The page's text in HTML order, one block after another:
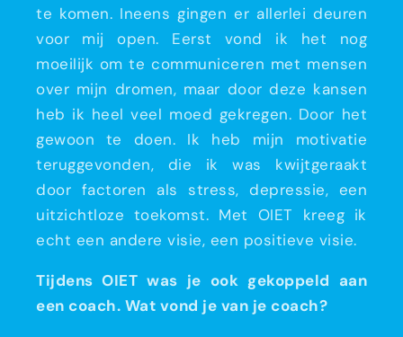
te komen. Ineens gingen er allerlei deuren
voor mij open. Eerst vond ik het nog
moeilijk om te communiceren met mensen
over mijn dromen, maar door deze kansen
heb ik heel veel moed gekregen. Door het
gewoon te doen. Ik heb mijn motivatie
teruggevonden, die ik was kwijtgeraakt
door factoren als stress, depressie, een
uitzichtloze toekomst. Met OIET kreeg ik
echt een andere visie, een positieve visie.
Tijdens OIET was je ook gekoppeld aan
een coach. Wat vond je van je coach?